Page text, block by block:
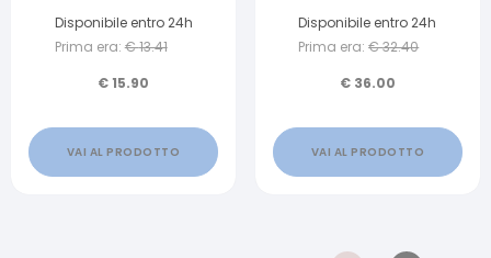
Disponibile entro 24h
Prima era: €13.41
€15.90
VAI AL PRODOTTO
Disponibile entro 24h
Prima era: €32.40
€ 36.00
VAI AL PRODOTTO